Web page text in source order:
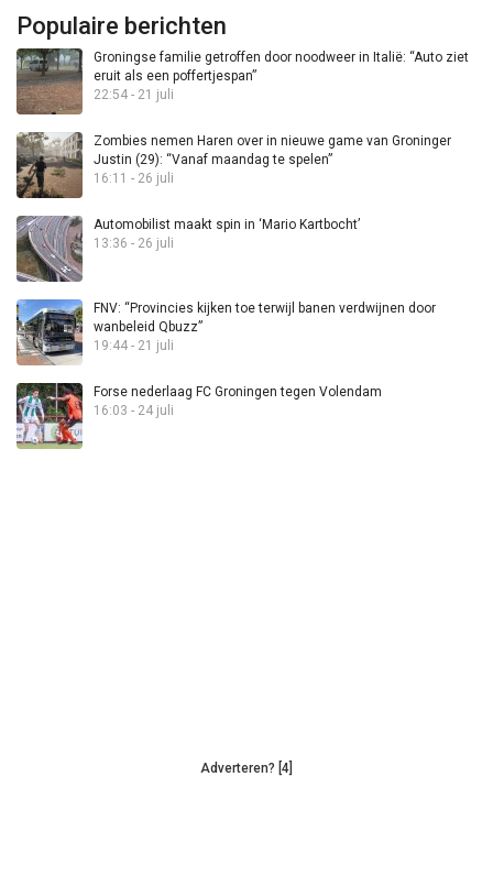
Populaire berichten
Groningse familie getroffen door noodweer in Italië: “Auto ziet
eruit als een poffertjespan”
22:54 - 21 juli
Zombies nemen Haren over in nieuwe game van Groninger
Justin (29): “Vanaf maandag te spelen”
16:11 - 26 juli
Automobilist maakt spin in ‘Mario Kartbocht’
13:36 - 26 juli
FNV: “Provincies kijken toe terwijl banen verdwijnen door
wanbeleid Qbuzz”
19:44 - 21 juli
Forse nederlaag FC Groningen tegen Volendam
16:03 - 24 juli
Adverteren? [4]